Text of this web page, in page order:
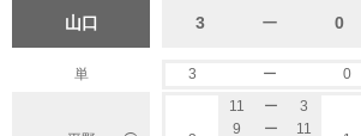
山口 3 ー 0
単 3 ー 0
11 ー
3
9
ー
11